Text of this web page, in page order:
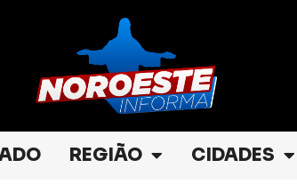
REGIÃO CIDADES